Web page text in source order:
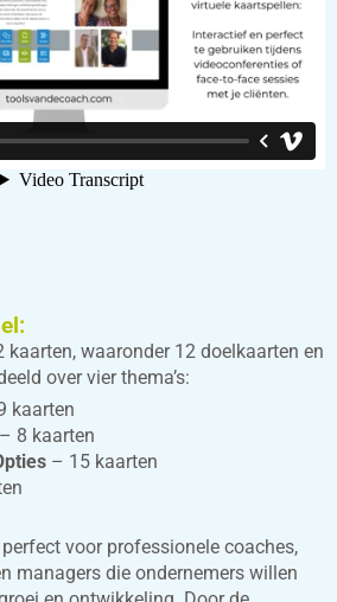
kaarten, waaronder 12 doelkaarten en
over vier thema’s:
kaarten
– 8 kaarten
– 15 kaarten
voor professionele coaches,
managers die ondernemers willen